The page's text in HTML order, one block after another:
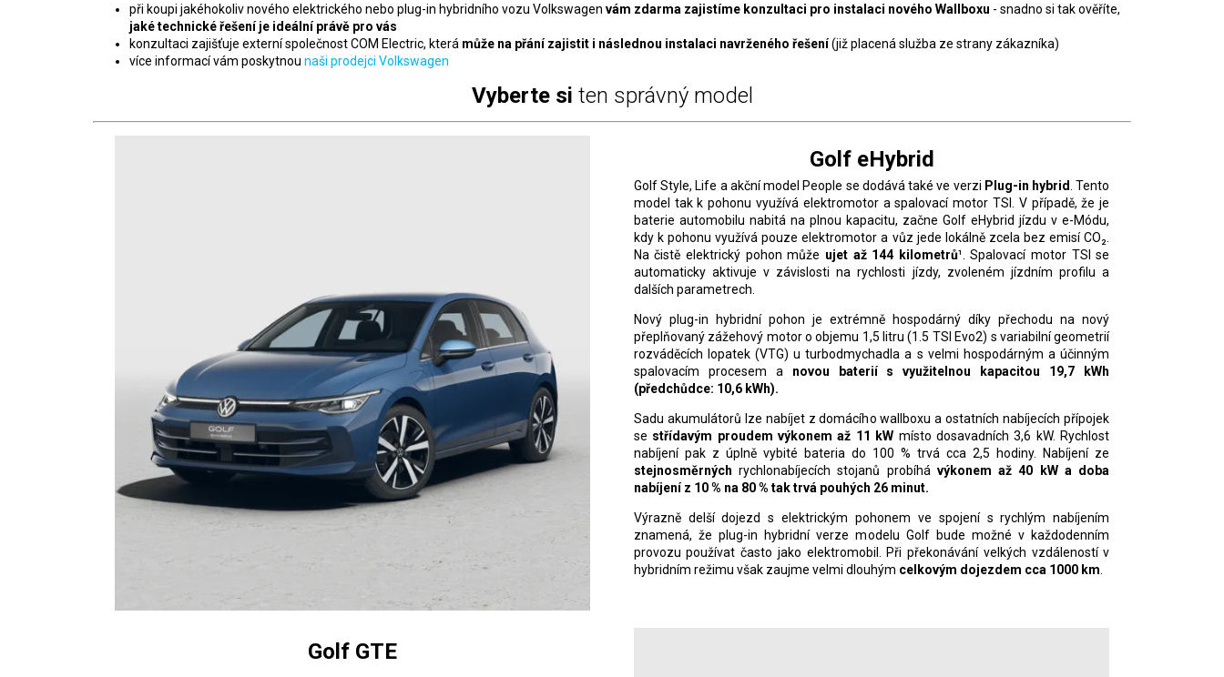
při koupi jakéhokoliv nového elektrického nebo plug-in hybridního vozu Volkswagen vám zdarma zajistíme konzultaci pro instalaci nového Wallboxu - snadno si tak ověříte,
jaké technické řešení je ideální právě pro vás
konzultaci zajišťuje externí společnost COM Electric, která může na přání zajistit i následnou instalaci navrženého řešení(již placená služba ze strany zákazníka)
více informací vám poskytnou naši prodejci Volkswagen
Vyberte si ten správný model
Golf eHybrid
Golf Style, Life a akční model People se dodává také ve verzi Plug-in hybrid . Tento
model tak k pohonu využívá elektromotor a spalovací motor TSI. V případě, že je
baterie automobilu nabitá na plnou kapacitu, začne Golf eHybrid jízdu v e-Módu,
kdy k pohonu využívá pouze elektromotor a vůz jede lokálně zcela bez emisí CO₂.
Na čistě elektrický pohon může ujet až 144 kilometrů¹. Spalovací motor TSI se
automaticky aktivuje v závislosti na rychlosti jízdy, zvoleném jízdním profilu a
dalších parametrech.
Nový plug-in hybridní pohon je extrémně hospodárný díky přechodu na nový
přeplňovaný zážehový motor o objemu 1,5 litru (1.5 TSI Evo2) s variabilní geometrií
rozváděcích lopatek (VTG) u turbodmychadla a s velmi hospodárným a účinným
spalovacím procesem a novou baterií s využitelnou kapacitou 19,7
kWh
(předchůdce: 10,6 kWh).
Sadu akumulátorů lze nabíjet z domácího wallboxu a ostatních nabíjecích přípojek
se střídavým proudem výkonem až 11 kW místo dosavadních 3,6 kW. Rychlost
nabíjení pak z úplně vybité bateria do 100 % trvá cca 2,5 hodiny. Nabíjení ze
stejnosměrných rychlonabíjecích stojanů probíhá výkonem až 40 kW a doba
nabíjení z 10 % na 80 % tak trvá pouhých 26 minut.
Výrazně delší dojezd s elektrickým pohonem ve spojení s rychlým nabíjením
znamená, že plug-in hybridní verze modelu Golf bude možné v každodenním
provozu používat často jako elektromobil. Při překonávání velkých vzdáleností v
hybridním režimu však zaujme velmi dlouhým celkovým dojezdem cca 1000 km
Golf GTE